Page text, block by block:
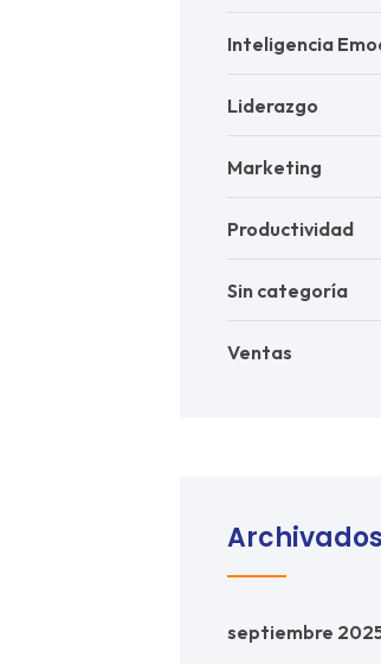
Inteligencia
Liderazgo
Marketing
Productividad
Sin categoría
Ventas
Archivados
septiembre